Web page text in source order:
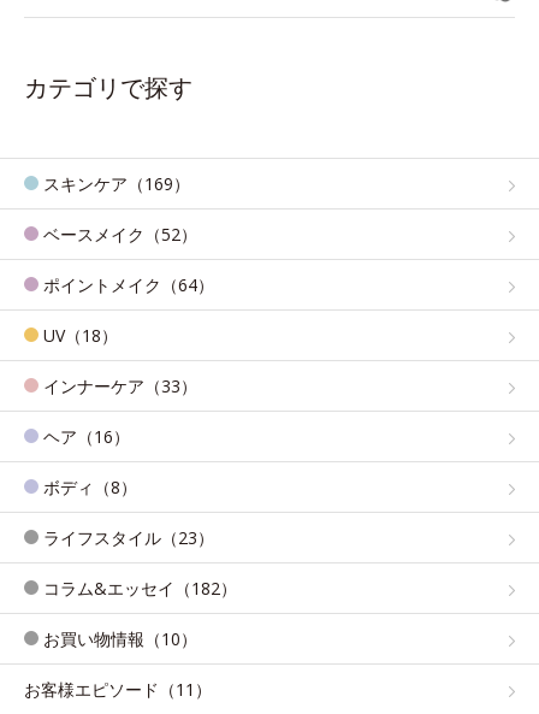
カテゴリで探す
スキンケア（169）
ベースメイク（52）
ポイントメイク（64）
UV（18）
インナーケア（33）
ヘア（16）
ボディ（8）
ライフスタイル（23）
コラム&エッセイ（182）
お買い物情報（10）
お客様エピソード（11）